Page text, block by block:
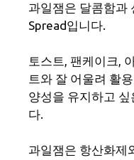
과일잼은 달콤함과
Spread입니다.
토스트, 팬케이크,
트와 잘 어울려 활
양성을 유지하고
다.
과일잼은 항산화제